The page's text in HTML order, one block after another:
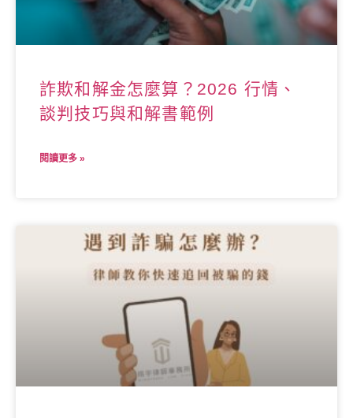
詐欺和解金怎麼算？2026 行情、
談判技巧與和解書範例
閱讀更多 »